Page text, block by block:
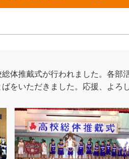
体推戴式が行われました。各部
をいただきました。応援、よろ